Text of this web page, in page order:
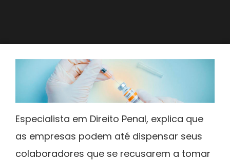
Especialista em Direito Penal, explica que
as empresas podem até dispensar seus
colaboradores que se recusarem a tomar